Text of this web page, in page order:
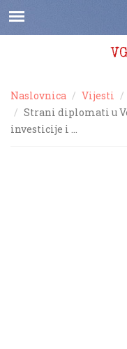
Naslovnica Vijesti
Strani diplomati u
investicije i …